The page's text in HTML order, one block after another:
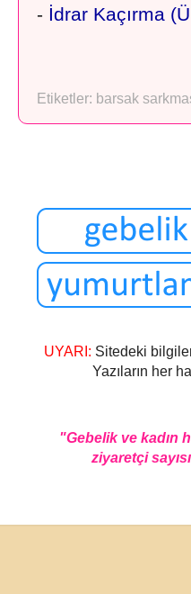
- İdrar Kaçırma
Etiketler: barsak
UYARI: Sitedeki
Yazıların her
"Gebelik ve kadın
ziyaretçi